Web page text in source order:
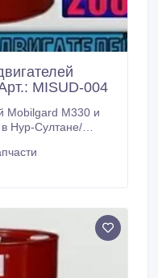
MISUD-004
Мobilgard М330 и
со щелочным